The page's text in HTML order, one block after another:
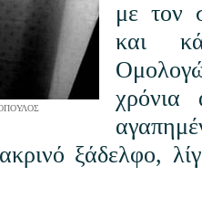
με τον
και
χρόνια
ξάδελφο,